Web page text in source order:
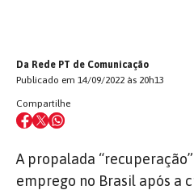
Da Rede PT de Comunicação
Publicado em 14/09/2022 às 20h13
Compartilhe
A propalada
emprego no Brasil após a